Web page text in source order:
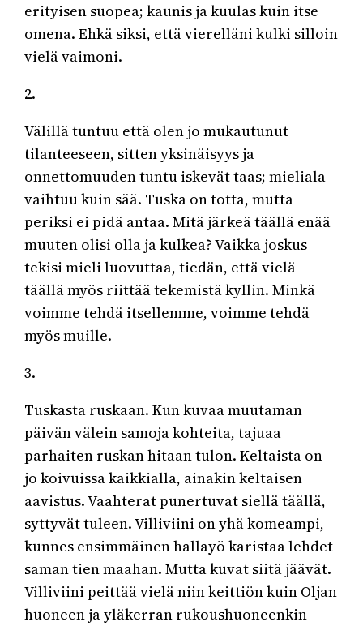
erityisen suopea; kaunis ja kuulas kuin itse
omena. Ehkä siksi, että vierelläni kulki silloin
vielä vaimoni.
2.
Välillä tuntuu että olen jo mukautunut
tilanteeseen, sitten yksinäisyys ja
onnettomuuden tuntu iskevät taas; mieliala
vaihtuu kuin sää. Tuska on totta, mutta
periksi ei pidä antaa. Mitä järkeä täällä enää
muuten olisi olla ja kulkea? Vaikka joskus
tekisi mieli luovuttaa, tiedän, että vielä
täällä myös riittää tekemistä kyllin. Minkä
voimme tehdä itsellemme, voimme tehdä
myös muille.
3.
Tuskasta ruskaan. Kun kuvaa muutaman
päivän välein samoja kohteita, tajuaa
parhaiten ruskan hitaan tulon. Keltaista on
jo koivuissa kaikkialla, ainakin keltaisen
aavistus. Vaahterat punertuvat siellä täällä,
syttyvät tuleen. Villiviini on yhä komeampi,
kunnes ensimmäinen hallayö karistaa lehdet
saman tien maahan. Mutta kuvat siitä jäävät.
Villiviini peittää vielä niin keittiön kuin Oljan
huoneen ja yläkerran rukoushuoneenkin